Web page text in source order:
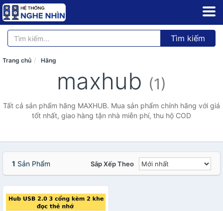
Tìm kiếm
Trang chủ Hãng
maxhub (1)
Tất cả sản phẩm hãng MAXHUB. Mua sản phẩm chính hãng với giá
tốt nhất, giao hàng tận nhà miễn phí, thu hộ COD
1 Sản Phẩm Sắp Xếp Theo